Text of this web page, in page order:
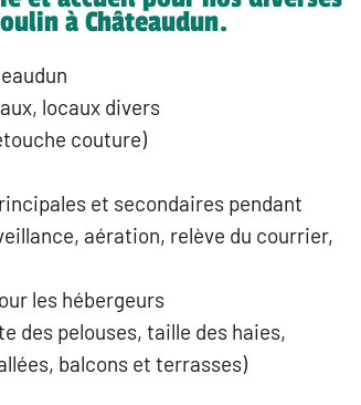
à Châteaudun.
locaux divers
couture)
et secondaires pendant
aération, relève du courrier,
les hébergeurs
des pelouses, taille des haies,
balcons et terrasses)